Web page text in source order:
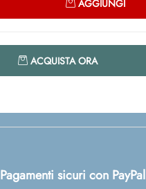
AGGIUNGI
ACQUISTA ORA
Pagamenti sicuri con PayPal